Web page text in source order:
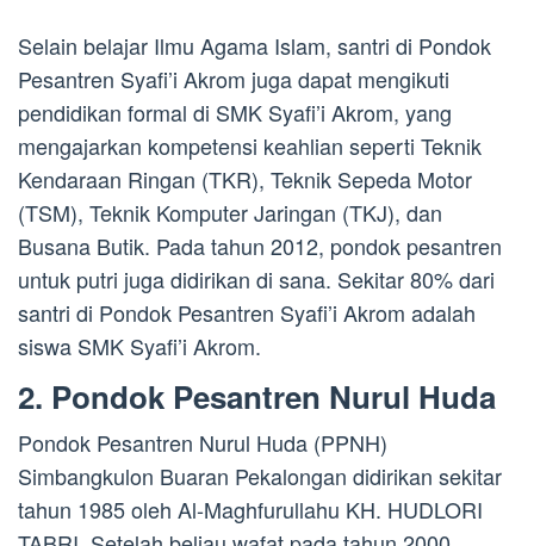
Selain belajar Ilmu Agama Islam, santri di Pondok
Pesantren Syafi’i Akrom juga dapat mengikuti
pendidikan formal di SMK Syafi’i Akrom, yang
mengajarkan kompetensi keahlian seperti Teknik
Kendaraan Ringan (TKR), Teknik Sepeda Motor
(TSM), Teknik Komputer Jaringan (TKJ), dan
Busana Butik. Pada tahun 2012, pondok pesantren
untuk putri juga didirikan di sana. Sekitar 80% dari
santri di Pondok Pesantren Syafi’i Akrom adalah
siswa SMK Syafi’i Akrom.
2. Pondok Pesantren Nurul Huda
Pondok Pesantren Nurul Huda (PPNH)
Simbangkulon Buaran Pekalongan didirikan sekitar
tahun 1985 oleh Al-Maghfurullahu KH. HUDLORI